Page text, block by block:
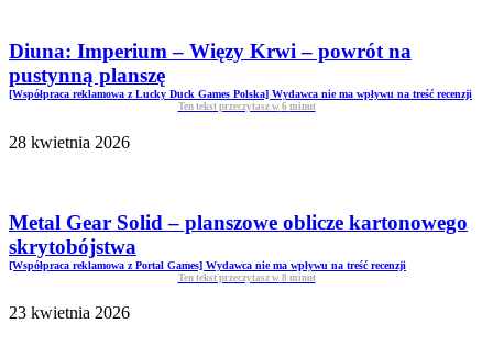
Diuna: Imperium – Więzy Krwi – powrót na
pustynną planszę
[Współpraca reklamowa z Lucky Duck Games Polska] Wydawca nie ma wpływu na treść recenzji
Ten tekst przeczytasz w 6 minut
28 kwietnia 2026
Metal Gear Solid – planszowe oblicze kartonowego
skrytobójstwa
[Współpraca reklamowa z Portal Games] Wydawca nie ma wpływu na treść recenzji
Ten tekst przeczytasz w 8 minut
23 kwietnia 2026